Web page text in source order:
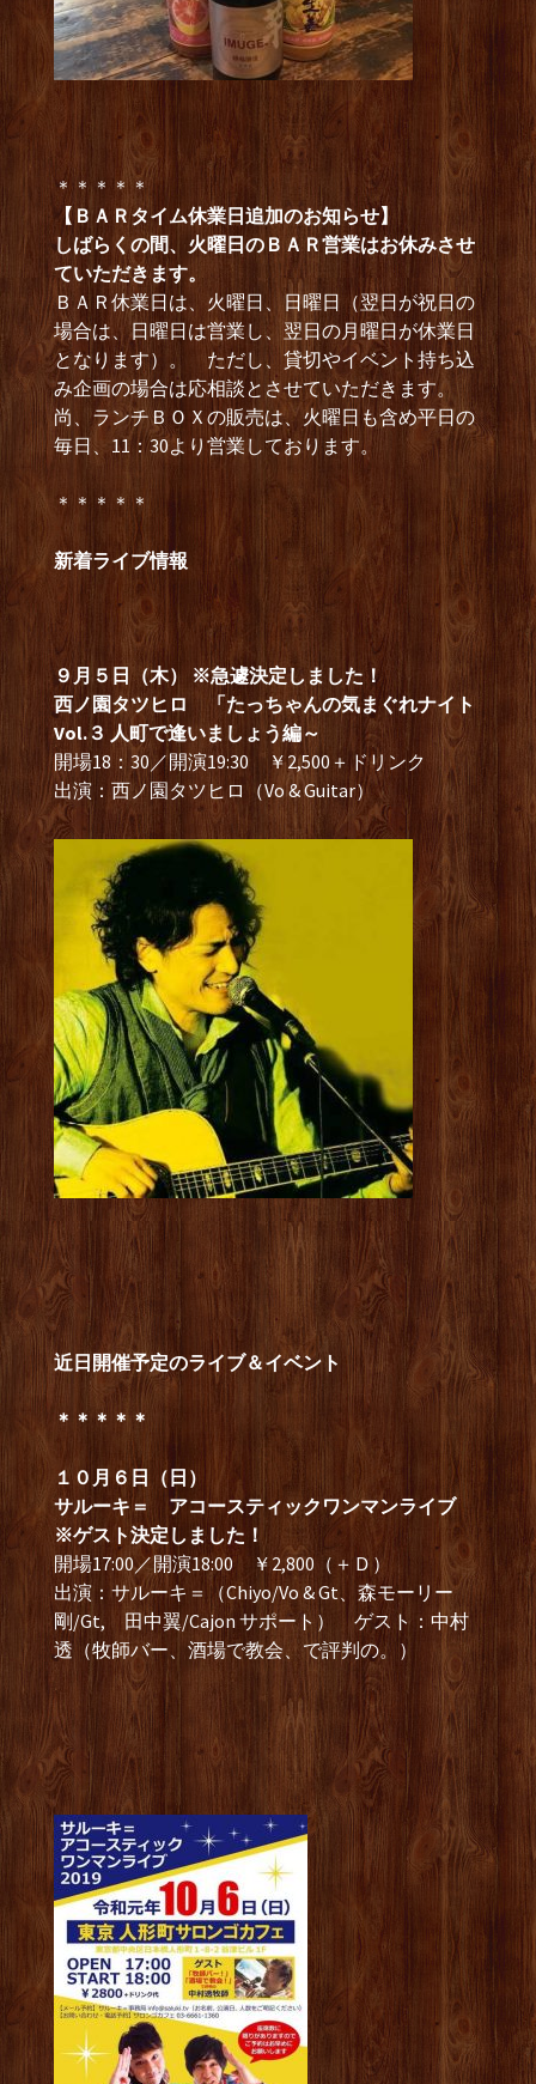
＊＊＊＊＊
【ＢＡＲタイム休業日追加のお知らせ】
しばらくの間、火曜日のＢＡＲ営業はお休みさせ
ていただきます。
ＢＡＲ休業日は、火曜日、日曜日（翌日が祝日の
場合は、日曜日は営業し、翌日の月曜日が休業日
となります）。 ただし、貸切やイベント持ち込
み企画の場合は応相談とさせていただきます。
尚、ランチＢＯＸの販売は、火曜日も含め平日の
毎日、11：30より営業しております。
＊＊＊＊＊
新着ライブ情報
９月５日（木） ※急遽決定しました！
西ノ園タツヒロ 「たっちゃんの気まぐれナイト
Vol.３ 人町で逢いましょう編～
開場18：30／開演19:30 ￥2,500＋ドリンク
出演：西ノ園タツヒロ（Vo & Guitar）
近日開催予定のライブ＆イベント
＊＊＊＊＊
１０月６日（日）
サルーキ＝ アコースティックワンマンライブ
※ゲスト決定しました！
開場17:00／開演18:00 ￥2,800（＋Ｄ）
出演：サルーキ＝（Chiyo/Vo & Gt、森モーリー
剛/Gt, 田中翼/Cajon サポート） ゲスト：中村
透（牧師バー、酒場で教会、で評判の。）